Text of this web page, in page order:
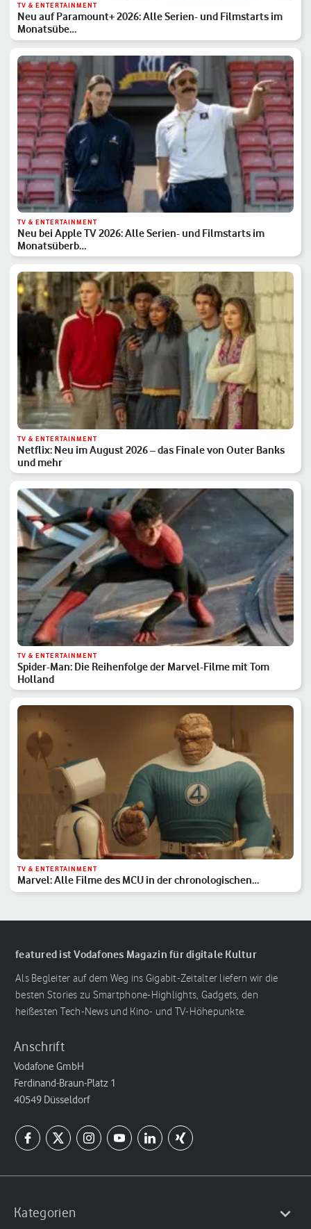
TV & ENTERTAINMENT
Neu auf Paramount+ 2026: Alle Serien- und Filmstarts im
Monatsübe…
TV & ENTERTAINMENT
Neu bei Apple TV 2026: Alle Serien- und Filmstarts im
Monatsüberb…
TV & ENTERTAINMENT
Netflix: Neu im August 2026 – das Finale von Outer Banks
und mehr
TV & ENTERTAINMENT
Spider-Man: Die Reihenfolge der Marvel-Filme mit Tom
Holland
TV & ENTERTAINMENT
Marvel: Alle Filme des MCU in der chronologischen
Reihenfolge
featured ist Vodafones Magazin für digitale Kultur
Als Begleiter auf dem Weg ins Gigabit-Zeitalter liefern wir die
besten Stories zu Smartphone-Highlights, Gadgets, den
heißesten Tech-News und Kino- und TV-Höhepunkte.
Anschrift
Vodafone GmbH
Ferdinand-Braun-Platz 1
40549 Düsseldorf
Kategorien